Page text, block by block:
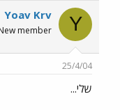
Y
Yoav Krv
member
25/4/04
שלי...